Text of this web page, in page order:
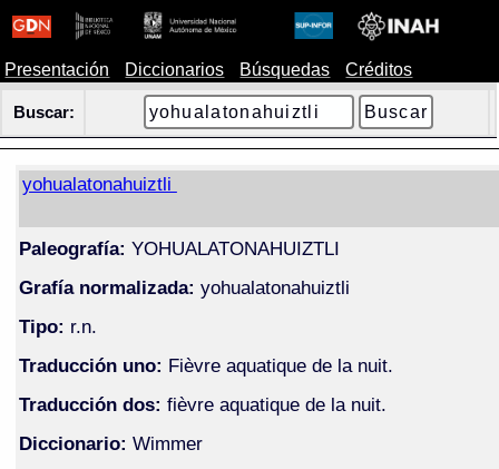
Presentación Diccionarios Búsquedas Créditos
Buscar:
yohualatonahuiztli
Paleografía: YOHUALATONAHUIZTLI
Grafía normalizada: yohualatonahuiztli
Tipo: r.n.
Traducción uno: Fièvre aquatique de la nuit.
Traducción dos: fièvre aquatique de la nuit.
Diccionario: Wimmer